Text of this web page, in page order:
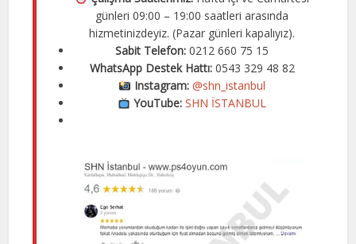
günleri 09:00 – 19:00 saatleri arasında
hizmetinizdeyiz. (Pazar günleri kapalıyız).
Sabit Telefon: 0212 660 75 15
WhatsApp Destek Hattı:0543 329 48 82
Instagram: @shn_istanbul
YouTube: SHN İSTANBUL